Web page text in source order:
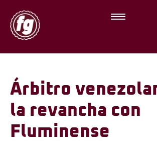
Árbitro
la revancha con
Fluminense